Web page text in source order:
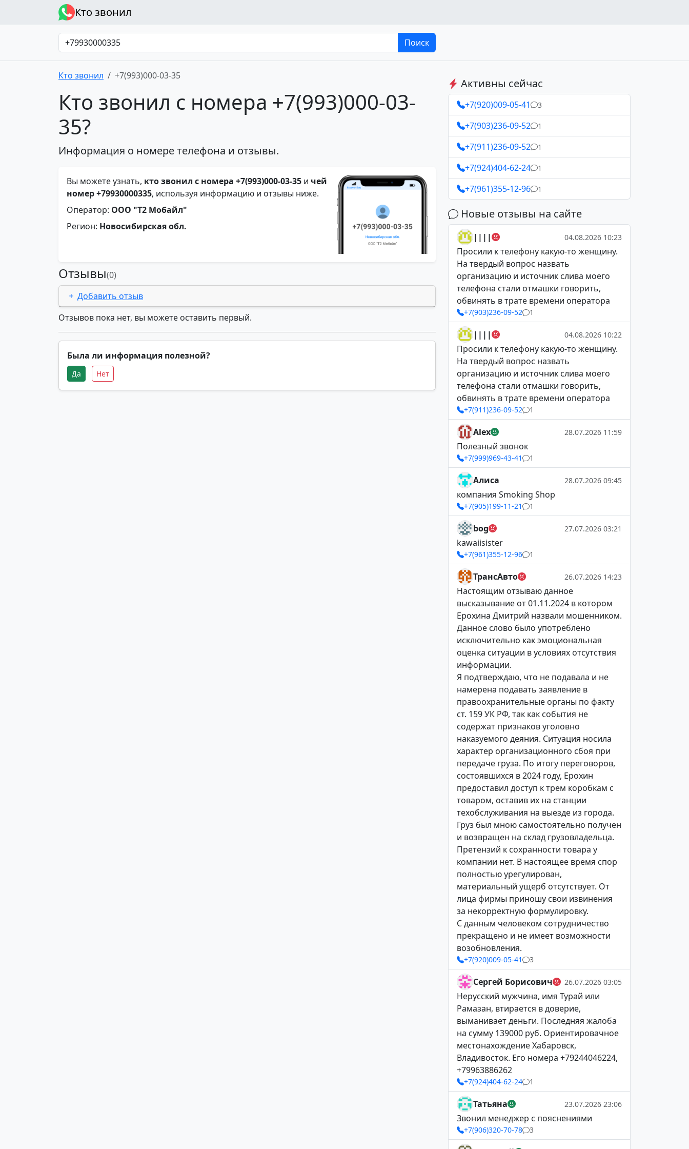
Кто звонил
Поиск
Кто звонил +7(993)000-03-35
Кто звонил с номера +7(993)000-03-
35?
Информация о номере телефона и отзывы.
Вы можете узнать, кто звонил с номера +7(993)000-03-35 и чей
номер +79930000335, используя информацию и отзывы ниже.
Оператор: ООО "Т2 Мобайл"
Регион: Новосибирская обл.
Отзывы(0)
Добавить отзыв
Отзывов пока нет, вы можете оставить первый.
Была ли информация полезной?
Да Нет
Активны сейчас
+7(920)009-05-41 3
+7(903)236-09-52 1
+7(911)236-09-52 1
+7(924)404-62-24 1
+7(961)355-12-96 1
Новые отзывы на сайте
|||| 04.08.2026 10:23
Просили к телефону какую-то женщину.
На твердый вопрос назвать
организацию и источник слива моего
телефона стали отмашки говорить,
обвинять в трате времени оператора
+7(903)236-09-52 1
|||| 04.08.2026 10:22
Просили к телефону какую-то женщину.
На твердый вопрос назвать
организацию и источник слива моего
телефона стали отмашки говорить,
обвинять в трате времени оператора
+7(911)236-09-52 1
Alex 28.07.2026 11:59
Полезный звонок
+7(999)969-43-41 1
Алиса 28.07.2026 09:45
компания Smoking Shop
+7(905)199-11-21 1
bog 27.07.2026 03:21
kawaiisister
+7(961)355-12-96 1
ТрансАвто 26.07.2026 14:23
Настоящим отзываю данное
высказывание от 01.11.2024 в котором
Ерохина Дмитрий назвали мошенником.
Данное слово было употреблено
исключительно как эмоциональная
оценка ситуации в условиях отсутствия
информации.
Я подтверждаю, что не подавала и не
намерена подавать заявление в
правоохранительные органы по факту
ст. 159 УК РФ, так как события не
содержат признаков уголовно
наказуемого деяния. Ситуация носила
характер организационного сбоя при
передаче груза. По итогу переговоров,
состоявшихся в 2024 году, Ерохин
предоставил доступ к трем коробкам с
товаром, оставив их на станции
техобслуживания на выезде из города.
Груз был мною самостоятельно получен
и возвращен на склад грузовладельца.
Претензий к сохранности товара у
компании нет. В настоящее время спор
полностью урегулирован,
материальный ущерб отсутствует. От
лица фирмы приношу свои извинения
за некорректную формулировку.
С данным человеком сотрудничество
прекращено и не имеет возможности
возобновления.
+7(920)009-05-41 3
Сергей Борисович 26.07.2026 03:05
Нерусский мужчина, имя Турай или
Рамазан, втирается в доверие,
выманивает деньги. Последняя жалоба
на сумму 139000 руб. Ориентировачное
местонахождение Хабаровск,
Владивосток. Его номера +79244046224,
+79963886262
+7(924)404-62-24 1
Татьяна 23.07.2026 23:06
Звонил менеджер с пояснениями
+7(906)320-70-78 3